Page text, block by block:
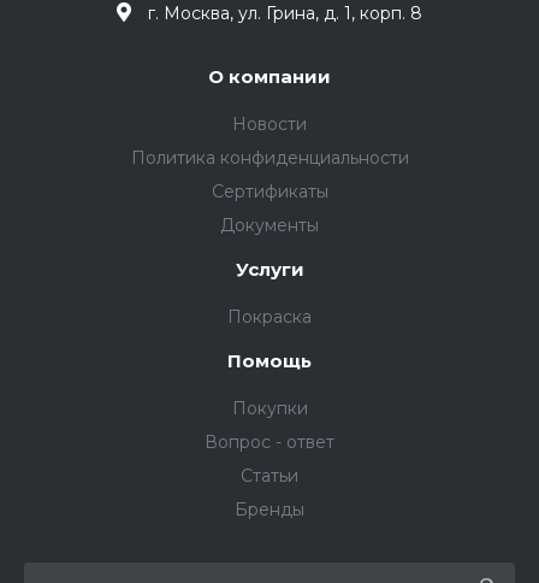
г. Москва, ул. Грина, д. 1, корп. 8
О компании
Новости
Политика конфиденциальности
Сертификаты
Документы
Услуги
Покраска
Помощь
Покупки
Вопрос - ответ
Статьи
Бренды